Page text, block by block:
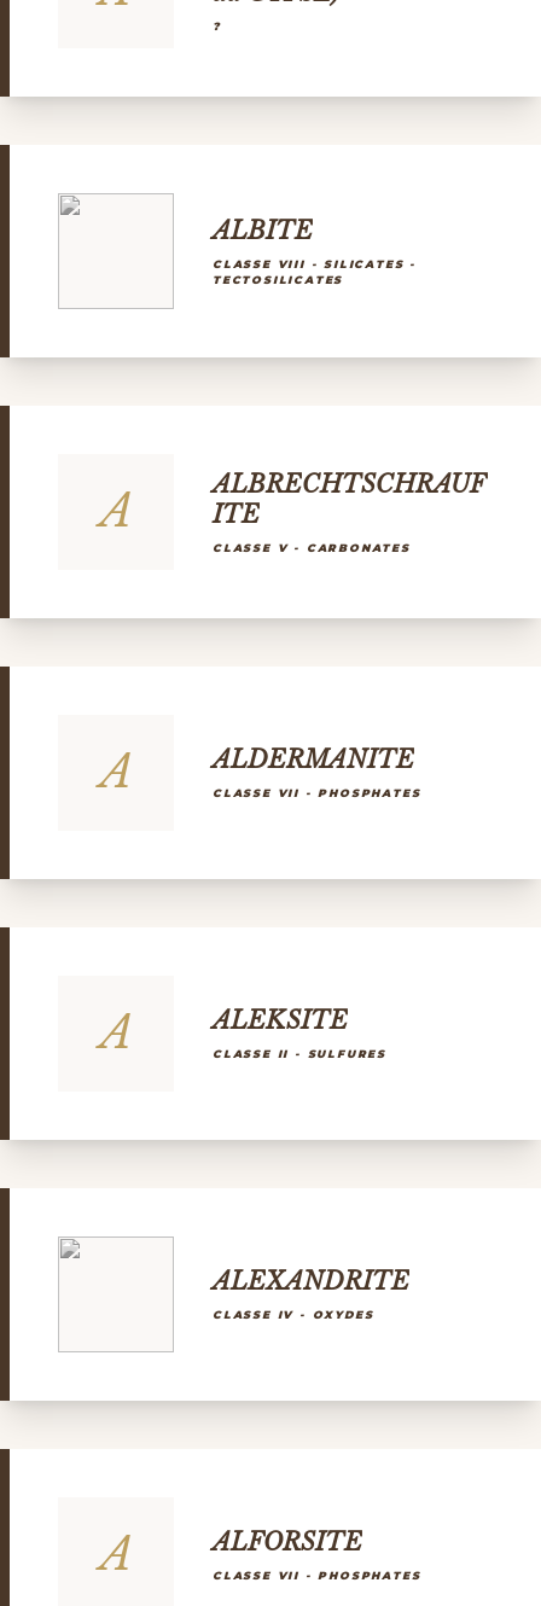
?
ALBITE
CLASSE VIII - SILICATES -
TECTOSILICATES
A
ALBRECHTSCHRAUF
ITE
CLASSE V - CARBONATES
A ALDERMANITE
CLASSE VII - PHOSPHATES
A ALEKSITE
CLASSE II - SULFURES
ALEXANDRITE
CLASSE IV - OXYDES
A ALFORSITE
CLASSE VII - PHOSPHATES